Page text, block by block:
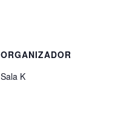
ORGANIZADOR
Sala K